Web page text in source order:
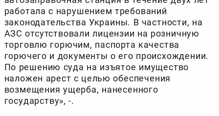
работала с нарушением требований
законодательства Украины. В частности, на
АЗС отсутствовали лицензии на розничную
торговлю горючим, паспорта качества
горючего и документы о его происхождении.
По решению суда на изъятое имущество
наложен арест с целью обеспечения
возмещения ущерба, нанесенного
государству», -.